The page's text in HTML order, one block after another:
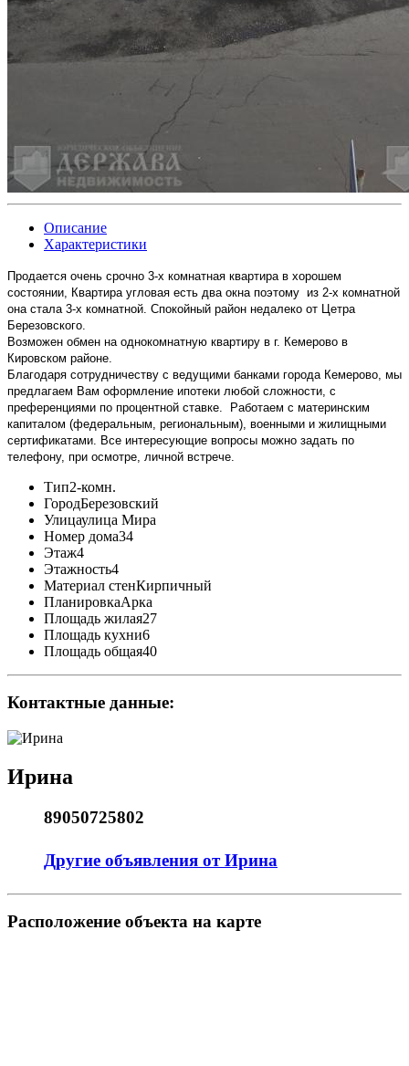
Описание
Характеристики
Продается очень срочно 3-х комнатная квартира в хорошем
состоянии, Квартира угловая есть два окна поэтому из 2-х комнатной
она стала 3-х комнатной. Спокойный район недалеко от Цетра
Березовского.
Возможен обмен на однокомнатную квартиру в г. Кемерово в
Кировском районе.
Благодаря сотрудничеству с ведущими банками города Кемерово, мы
предлагаем Вам оформление ипотеки любой сложности, с
преференциями по процентной ставке. Работаем с материнским
капиталом (федеральным, региональным), военными и жилищными
сертификатами. Все интересующие вопросы можно задать по
телефону, при осмотре, личной встрече.
Тип2-комн.
ГородБерезовский
Улицаулица Мира
Номер дома34
Этаж4
Этажность4
Материал стенКирпичный
ПланировкаАрка
Площадь жилая27
Площадь кухни6
Площадь общая40
Контактные данные:
Ирина
89050725802
Другие объявления от Ирина
Pасположение объекта на карте